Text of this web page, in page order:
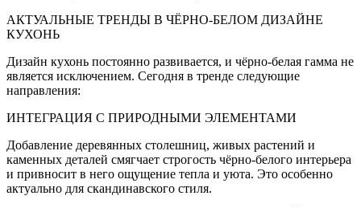
АКТУАЛЬНЫЕ ТРЕНДЫ В ЧЁРНО-БЕЛОМ ДИЗАЙНЕ
КУХОНЬ
Дизайн кухонь постоянно развивается, и чёрно-белая гамма не
является исключением. Сегодня в тренде следующие
направления:
ИНТЕГРАЦИЯ С ПРИРОДНЫМИ ЭЛЕМЕНТАМИ
Добавление деревянных столешниц, живых растений и
каменных деталей смягчает строгость чёрно-белого интерьера
и привносит в него ощущение тепла и уюта. Это особенно
актуально для скандинавского стиля.